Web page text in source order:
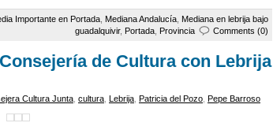
Importante en Portada Mediana Andalucía Mediana en lebrija bajo
guadalquivir, Portada Provincia Comments (0)
de Cultura con Lebrija
Cultura Junta cultura Lebrija Patricia del Pozo Pepe Barroso